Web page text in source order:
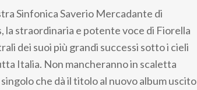
Sinfonica Saverio Mercadante di
straordinaria e potente voce di Fiorella
dei suoi più grandi successi sotto i cieli
Italia. Non mancheranno in scaletta
che dà il titolo al nuovo album uscito